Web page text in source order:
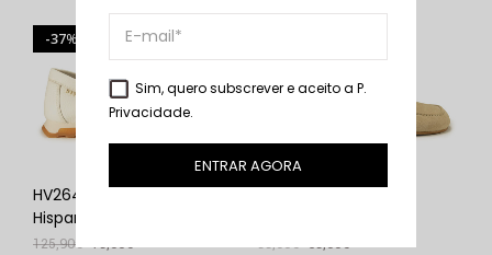
%
37
HV264662 Panna |
Hispanitas
125,90€ 79,00€
268 Crute Bege |
99,00€ 69,00€
Sim, quero subscrever e aceito a P.
Privacidade.
ENTRAR AGORA